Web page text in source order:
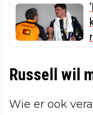
Russell wil
Wie er ook